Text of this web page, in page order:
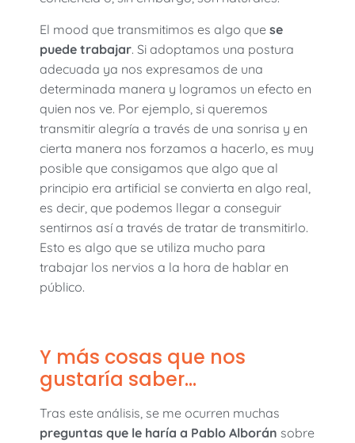
El mood que transmitimos es algo que se
puede trabajar. Si adoptamos una postura
adecuada ya nos expresamos de una
determinada manera y logramos un efecto en
quien nos ve. Por ejemplo, si queremos
transmitir alegría a través de una sonrisa y en
cierta manera nos forzamos a hacerlo, es muy
posible que consigamos que algo que al
principio era artificial se convierta en algo real,
es decir, que podemos llegar a conseguir
sentirnos así a través de tratar de transmitirlo.
Esto es algo que se utiliza mucho para
trabajar los nervios a la hora de hablar en
público.
Y más cosas que nos
gustaría saber…
Tras este análisis, se me ocurren muchas
preguntas que le haría a Pablo Alborán sobre